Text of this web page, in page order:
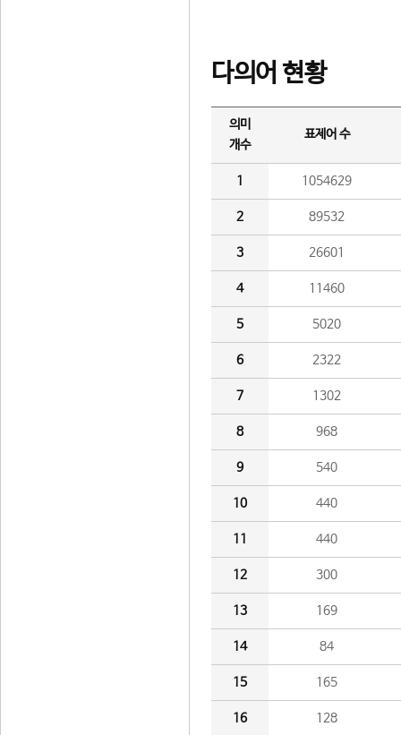
다의어 현황
의미
개수
표제어 수
1 1054629
2 89532
3 26601
4 11460
5 5020
6 2322
7 1302
8 968
9 540
10 440
11 440
12 300
13 169
14 84
15 165
16 128